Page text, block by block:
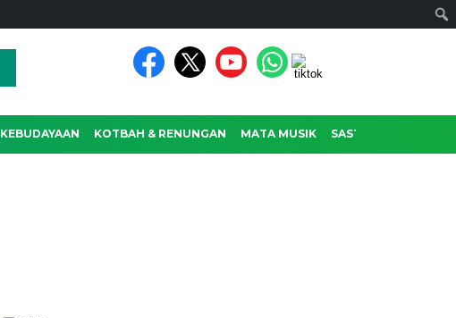
KEBUDAYAAN KOTBAH & RENUNGAN MATA MUSIK SASTRA